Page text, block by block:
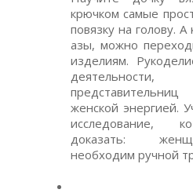
крючком самые
повязку на голову.
азы, можно
изделиям.
женской энергией.
исследование,
доказать:
необходим ручной